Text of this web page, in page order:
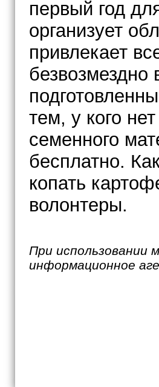
первый год
организует
привлекает
безвозмездно
тем, у кого
семенного
бесплатно.
копать
волонтеры.
При использовании
информационное